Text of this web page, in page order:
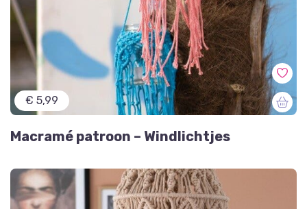
€ 5,99
Macramé patroon – Windlichtjes